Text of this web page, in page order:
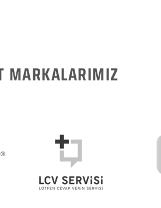
MARKALARIMIZ